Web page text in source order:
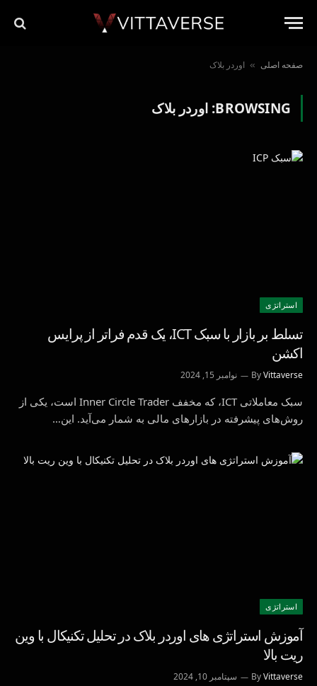
صفحه اصلی » اوردر بلاک
BROWSING: اوردر بلاک
استراتژی‌
تسلط بر بازار با سبک ICT، یک قدم فراتر از پرایس
اکشن
ByVittaverse نوامبر 15, 2024
سبک معاملاتی ICT، که مخفف Inner Circle Trader است، یکی از
روش‌های پیشرفته در بازارهای مالی به شمار می‌آید. این…
استراتژی‌
آموزش استراتژی های اوردر بلاک در تحلیل تکنیکال با وین
ریت بالا
ByVittaverse سپتامبر 10, 2024